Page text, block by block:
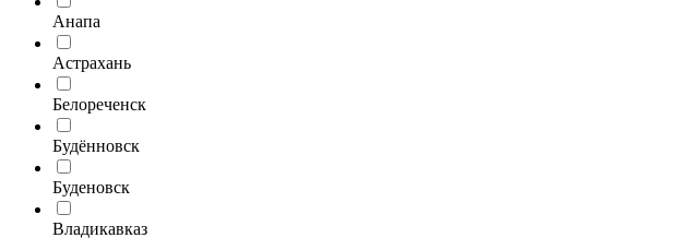
Анапа
Астрахань
Белореченск
Будённовск
Буденовск
Владикавказ